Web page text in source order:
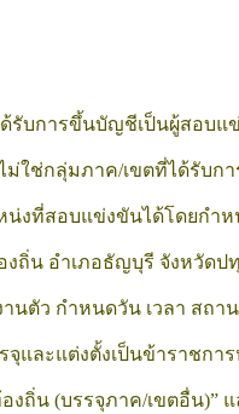
รับการขึ้นบัญชีเป็นผู้สอบแ
ใช่กลุ่มภาค/เขตที่ได้รับก
น่งที่สอบแข่งขันได้โดยกำห
ถิ่น อำเภอธัญบุรี จังหวัดป
นตัว กำหนดวัน เวลา สถ
จุและแต่งตั้งเป็นข้าราชก
ถิ่น (บรรจุภาค/เขตอื่น)”